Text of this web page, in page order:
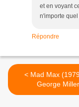
et en voyant
n'importe
Répondre
< Mad Max (1979) de
George Miller